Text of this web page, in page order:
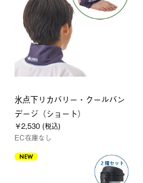
氷点下リカバリー・クールバン
デージ（ショート）
￥2,530 (税込)
EC在庫なし
NEW